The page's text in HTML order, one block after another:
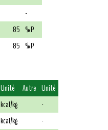
-
85 % P
85 % P
Unité Autre Unité
kcal/kg
-
kcal/kg
-